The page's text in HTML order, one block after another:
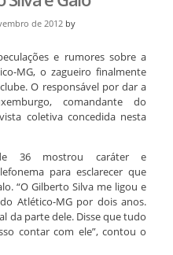
de 2012 by
e rumores sobre a
MG, o zagueiro finalmente
O responsável por dar a
comandante do
coletiva concedida nesta
36 mostrou caráter e
para esclarecer que
“O Gilberto Silva me ligou e
Atlético-MG por dois anos.
da parte dele. Disse que tudo
contar com ele”, contou o